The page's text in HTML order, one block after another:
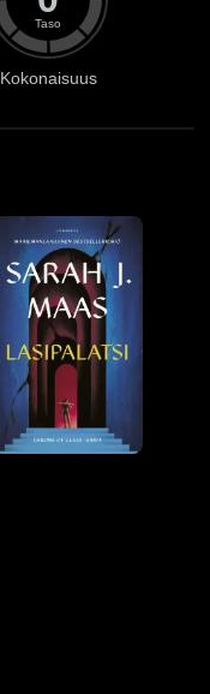
Taso
Kokonaisuus